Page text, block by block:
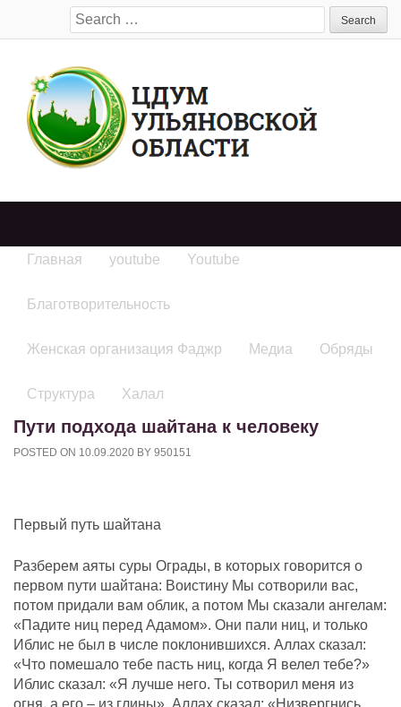
Search
for:
Главная youtube Youtube
Благотворительность
Женская организация Фаджр Медиа Обряды
Структура Халал
Пути подхода шайтана к человеку
POSTED ON 10.09.2020 BY 950151
Первый путь шайтана
Разберем аяты суры Ограды, в которых говорится о
первом пути шайтана: Воистину Мы сотворили вас,
потом придали вам облик, а потом Мы сказали ангелам:
«Падите ниц перед Адамом». Они пали ниц, и только
Иблис не был в числе поклонившихся. Аллах сказал:
«Что помешало тебе пасть ниц, когда Я велел тебе?»
Иблис сказал: «Я лучше него. Ты сотворил меня из
огня, а его – из глины». Аллах сказал: «Низвергнись